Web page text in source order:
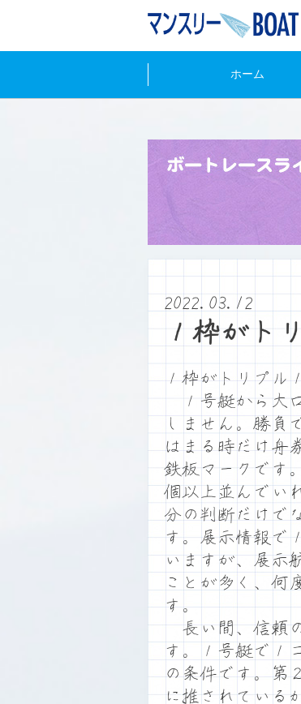
ホーム
2022.03.12
１枠がト
１枠がトリプル
１号艇から大
しません。勝負
はまる時だけ舟
鉄板マークです
個以上並んでい
分の判断だけで
す。展示情報で
いますが、展示
ことが多く、何
す。
長い間、信頼
す。１号艇で１
の条件です。第
に推されている